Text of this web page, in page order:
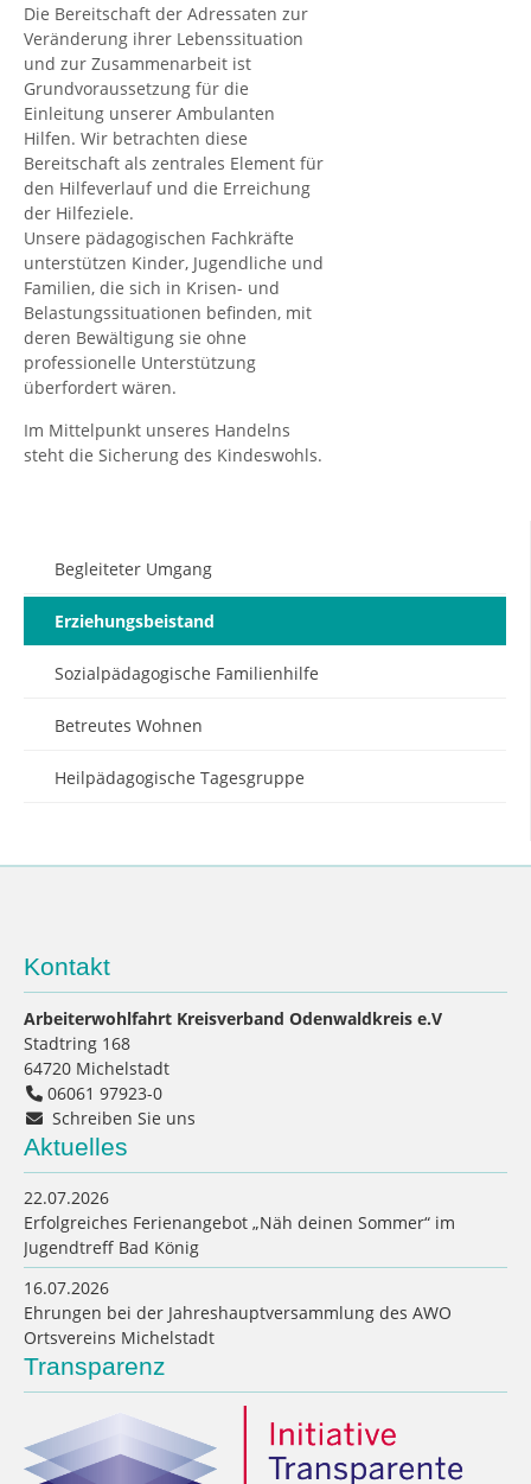
Die Bereitschaft der Adressaten zur
Veränderung ihrer Lebenssituation
und zur Zusammenarbeit ist
Grundvoraussetzung für die
Einleitung unserer Ambulanten
Hilfen. Wir betrachten diese
Bereitschaft als zentrales Element für
den Hilfeverlauf und die Erreichung
der Hilfeziele.
Unsere pädagogischen Fachkräfte
unterstützen Kinder, Jugendliche und
Familien, die sich in Krisen- und
Belastungssituationen befinden, mit
deren Bewältigung sie ohne
professionelle Unterstützung
überfordert wären.
Im Mittelpunkt unseres Handelns
steht die Sicherung des Kindeswohls.
Begleiteter Umgang
Erziehungsbeistand
Sozialpädagogische Familienhilfe
Betreutes Wohnen
Heilpädagogische Tagesgruppe
Kontakt
Arbeiterwohlfahrt Kreisverband Odenwaldkreis e.V
Stadtring 168
64720 Michelstadt
06061 97923-0
Schreiben Sie uns
Aktuelles
22.07.2026
Erfolgreiches Ferienangebot „Näh deinen Sommer“ im
Jugendtreff Bad König
16.07.2026
Ehrungen bei der Jahreshauptversammlung des AWO
Ortsvereins Michelstadt
Transparenz